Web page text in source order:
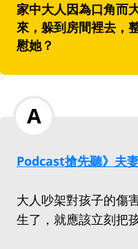
家中大人因為口角而
來，躲到房間裡去，
慰她？
Podcast搶先聽》夫
大人吵架對孩子的傷
生了，就應該立刻把